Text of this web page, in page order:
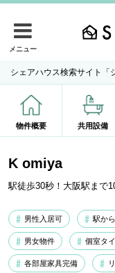
メニュー
シェアハウス検索サイト「
物件概要 共用設備
K omiya
駅徒歩30秒！大阪駅まで
男性入居可 駅か
男女物件 個室タ
各部屋家具完備